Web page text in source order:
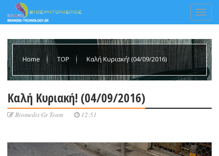
Home TOP Καλή Κυριακή! (04/09/2016)
Καλή Κυριακή! (04/09/2016)
Biomedis Gr Team 12:51